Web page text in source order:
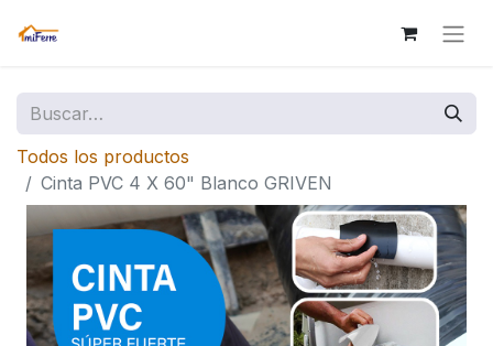
Todos los productos
Cinta PVC 4 X 60" Blanco GRIVEN